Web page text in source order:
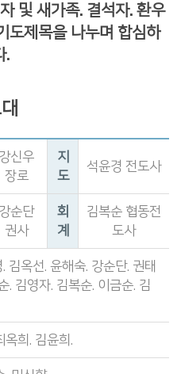
및 새가족. 결석자. 환우
도제목을 나누며 합심하
.
강신우
장로
지
도
석윤경 전도사
강순단
권사
회
계
김복순 협동전
도사
김옥선. 윤해숙. 강순단. 권태
. 김영자. 김복순. 이금순. 김
옥희. 김윤희.